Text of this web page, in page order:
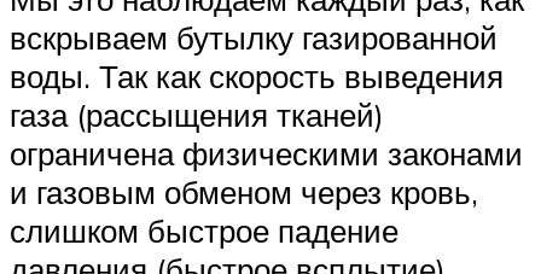
вскрываем бутылку газированной
воды. Так как скорость выведения
газа (рассыщения тканей)
ограничена физическими законами
и газовым обменом через кровь,
слишком быстрое падение